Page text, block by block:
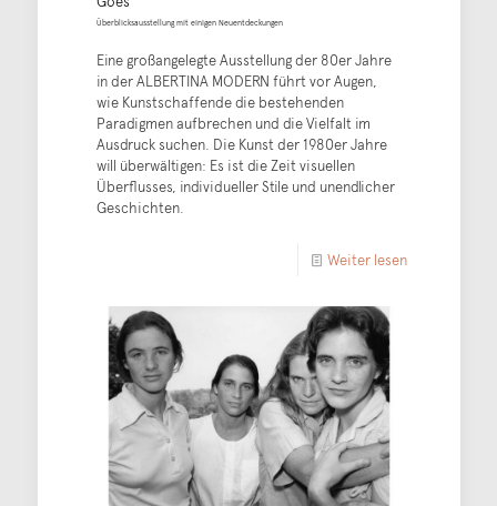
Überblicksausstellung mit einigen Neuentdeckungen
Eine großangelegte Ausstellung der 80er Jahre
in der ALBERTINA MODERN führt vor Augen,
wie Kunstschaffende die bestehenden
Paradigmen aufbrechen und die Vielfalt im
Ausdruck suchen. Die Kunst der 1980er Jahre
will überwältigen: Es ist die Zeit visuellen
Überflusses, individueller Stile und unendlicher
Geschichten.
Weiter lesen